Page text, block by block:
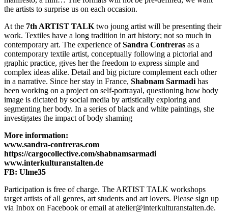
the artists to surprise us on each occasion.
At the 7th ARTIST TALK two joung artist will be presenting their
work. Textiles have a long tradition in art history; not so much in
contemporary art. The experience ofSandra Contreras as a
contemporary textile artist, conceptually following a pictorial and
graphic practice, gives her the freedom to express simple and
complex ideas alike. Detail and big picture complement each other
in a narrative. Since her stay in France, Shabnam Sarmadi has
been working on a project on self-portrayal, questioning how body
image is dictated by social media by artistically exploring and
segmenting her body. In a series of black and white paintings, she
investigates the impact of body shaming
More information:
www.sandra-contreras.com
https://cargocollective.com/shabnamsarmadi
www.interkulturanstalten.de
FB: Ulme35
Participation is free of charge. The ARTIST TALK workshops
target artists of all genres, art students and art lovers. Please sign up
via Inbox on Facebook or email at atelier@interkulturanstalten.de.